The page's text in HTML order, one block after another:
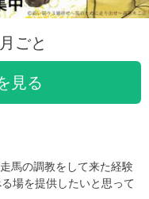
ごと
見る
馬の調教をして来た経験
場を提供したいと思って